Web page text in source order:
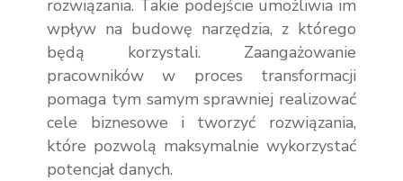
rozwiązania. Takie podejście umożliwia im
wpływ na budowę narzędzia, z którego
będą korzystali. Zaangażowanie
pracowników w proces transformacji
pomaga tym samym sprawniej realizować
cele biznesowe i tworzyć rozwiązania,
które pozwolą maksymalnie wykorzystać
potencjał danych.